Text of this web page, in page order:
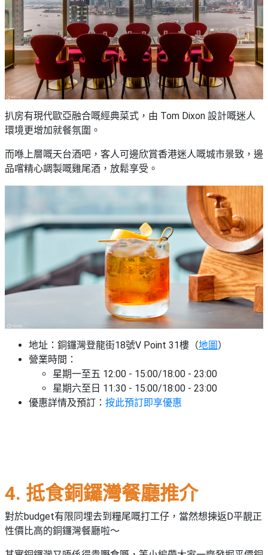
扒房有現代歐亞融合嘅經典菜式，由 Tom Dixon 設計嘅迷人
環境更增加就餐氛圍。
而喺上層嘅天台酒吧，客人可邊欣賞香港迷人嘅城市景致，邊
品嚐精心調製嘅雞尾酒，放鬆享受。
地址：銅鑼灣登龍街18號V Point 31樓（地圖）
營業時間：
星期一至五 12:00 - 15:00/18:00 - 23:00
星期六至日 11:30 - 15:00/18:00 - 23:00
優惠詳情及預訂： 按此預訂即享優惠
4. 抵食銅鑼灣餐廳推介
對於budget有限同埋去到糧尾嘅打工仔，當然想揀返D平靚正
性價比高的銅鑼灣餐廳啦～